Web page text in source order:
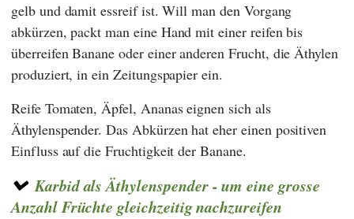
gelb und damit essreif ist. Will man den Vorgang
abkürzen, packt man eine Hand mit einer reifen bis
überreifen Banane oder einer anderen Frucht, die Äthylen
produziert, in ein Zeitungspapier ein.
Reife Tomaten, Äpfel, Ananas eignen sich als
Äthylenspender. Das Abkürzen hat eher einen positiven
Einfluss auf die Fruchtigkeit der Banane.
Karbid als Äthylenspender - um eine grosse
Anzahl Früchte gleichzeitig nachzureifen